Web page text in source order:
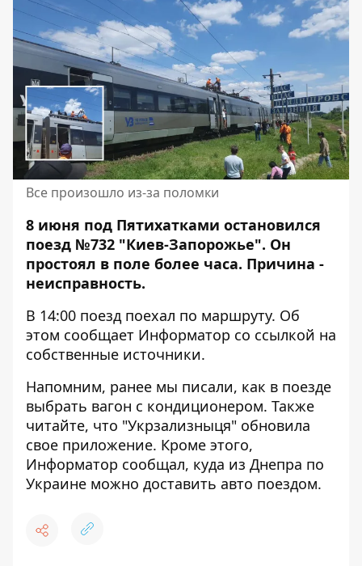
Все произошло из-за поломки
8 июня под Пятихатками остановился
поезд №732 "Киев-Запорожье". Он
простоял в поле более часа. Причина -
неисправность.
В 14:00 поезд поехал по маршруту. Об
этом сообщает Информатор со ссылкой на
собственные источники.
Напомним, ранее мы писали, как в поезде
выбрать вагон с кондиционером. Также
читайте, что "Укрзализныця" обновила
свое приложение. Кроме этого,
Информатор сообщал, куда из Днепра по
Украине можно доставить авто поездом.